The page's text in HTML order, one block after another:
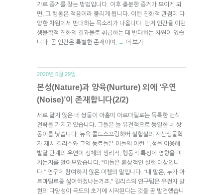
가로 증거를 찾는 방법입니다. 이후 충분한 증거가 모이게 되
면, 그 행동은 적응이라 불리게 됩니다. 이런 진화적 관점에 다
양한 차원에서 반대하는 목소리가 나옵니다. 먼저 인간을 이런
생물학적 진화의 결과물로 취급하는 데 반대하는 차원이 있습
니다. 곧 인간은 특별한 존재이며,
→ 더 보기
2020년 5월 29일.
본성(Nature)과 양육(Nurture) 외에 ‘우연
(Noise)’이 존재합니다(2/2)
서로 닮지 않은 네 쌍둥이 아홉띠 아르마딜로는 독특한 번식
전략을 가지고 있습니다. 그들은 늘 유전적으로 동일한 네 쌍
동이를 낳습니다. 뉴욕 콜드스프링하버 실험실의 계산생물학
자 제시 길리스와 그의 동료들은 이들의 이런 특성을 이용해
발달 단계의 우연이 성체의 생리적, 행동적 특성에 영향을 미
치는지를 알아보았습니다. “이들은 환상적인 실험 대상입니
다.” 연구에 참여하지 않은 미첼의 말입니다. “내 말은, 누가 아
르마딜로를 싫어하겠냐는거죠.” 길리스의 연구팀은 유전자 발
현의 다양성이 극도의 초기에 시작된다는 것을 곧 발견했습니